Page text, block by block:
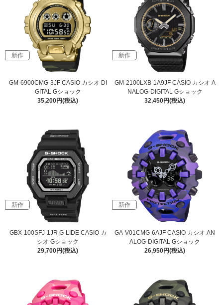
新作
GM-6900CMG-3JF CASIO カシオ DI
GITAL Gショック
35,200円(税込)
新作
GM-2100LXB-1A9JF CASIO カシオ A
NALOG-DIGITAL Gショック
32,450円(税込)
新作
GBX-100SFJ-1JR G-LIDE CASIO カ
シオ Gショック
29,700円(税込)
新作
GA-V01CMG-6AJF CASIO カシオ AN
ALOG-DIGITAL Gショック
26,950円(税込)